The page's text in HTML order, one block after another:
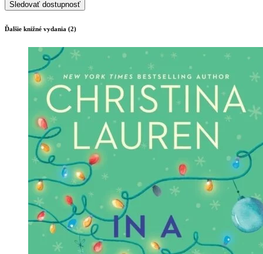
Sledovať dostupnosť
Ďalšie knižné vydania (2)